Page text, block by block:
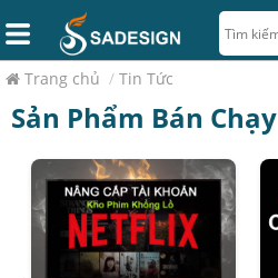
Trang chủ / Tin Tức
Sản Phẩm Bán Chạy